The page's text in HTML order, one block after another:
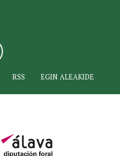
RSS EGIN ALEAKIDE